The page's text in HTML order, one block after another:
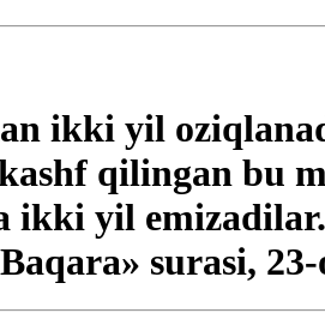
ikki yil
qilingan bu
yil
surasi,